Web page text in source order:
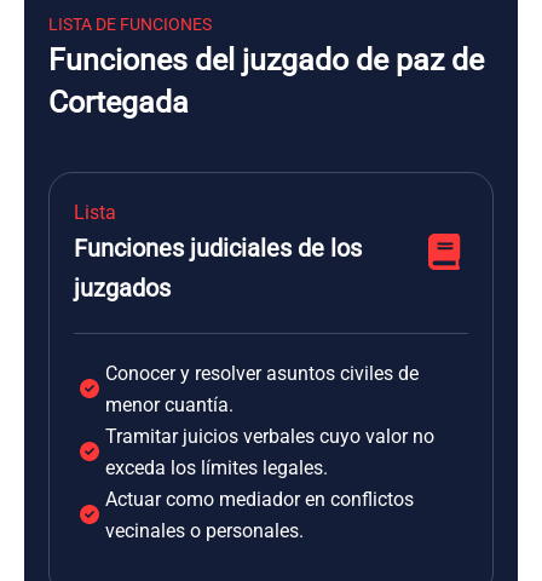
LISTA DE FUNCIONES
Funciones del juzgado de paz de
Cortegada
Lista
Funciones judiciales de los
juzgados
Conocer y resolver asuntos civiles de
menor cuantía.
Tramitar juicios verbales cuyo valor no
exceda los límites legales.
Actuar como mediador en conflictos
vecinales o personales.